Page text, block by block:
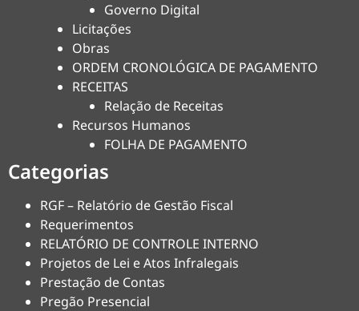
Governo Digital
Licitações
Obras
ORDEM CRONOLÓGICA DE PAGAMENTO
RECEITAS
Relação de Receitas
Recursos Humanos
FOLHA DE PAGAMENTO
Categorias
RGF – Relatório de Gestão Fiscal
Requerimentos
RELATÓRIO DE CONTROLE INTERNO
Projetos de Lei e Atos Infralegais
Prestação de Contas
Pregão Presencial